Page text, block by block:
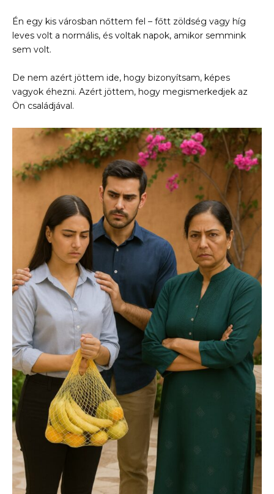
Én egy kis városban nőttem fel – főtt zöldség vagy híg
leves volt a normális, és voltak napok, amikor semmink
sem volt.
De nem azért jöttem ide, hogy bizonyítsam, képes
vagyok éhezni. Azért jöttem, hogy megismerkedjek az
Ön családjával.